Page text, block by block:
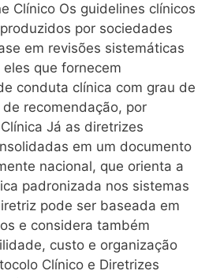
Clínico Os guidelines clínicos
por sociedades
em revisões sistemáticas
que fornecem
conduta clínica com grau de
recomendação, por
Já as diretrizes
em um documento
nacional, que orienta a
padronizada nos sistemas
pode ser baseada em
e considera também
custo e organização
Clínico e Diretrizes